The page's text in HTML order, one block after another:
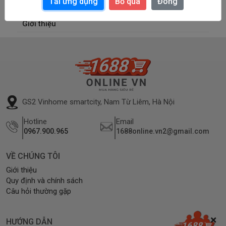
Chính sách
Giới thiệu
GS2 Vinhome smartcity, Nam Từ Liêm, Hà Nội
Hotline
0967.900.965
Email
1688online.vn2@gmail.com
VỀ CHÚNG TÔI
Giới thiệu
Quy định và chính sách
Câu hỏi thường gặp
HƯỚNG DẪN